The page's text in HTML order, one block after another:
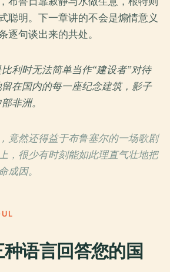
聪明。下一章讲的不会是煽情意义
逐句谈出来的共处。
利时无法简单当作“建设者”对待
在国内的每一座纪念建筑，影子
非洲。
竟然还得益于布鲁塞尔的一场歌剧
，很少有时刻能如此理直气壮地把
成因。
语言回答您的国